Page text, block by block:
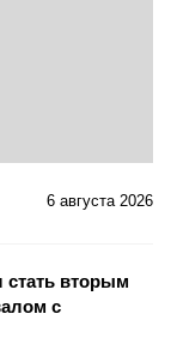
6 августа 2026
вторым
с